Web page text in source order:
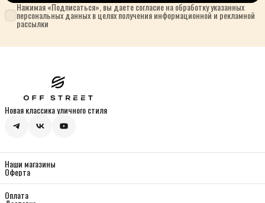
Нажимая «Подписаться», вы даете согласие на обработку указанных
персональных данных в целях получения информационной и рекламной
рассылки
Новая классика уличного стиля
Наши магазины
Оферта
Оплата